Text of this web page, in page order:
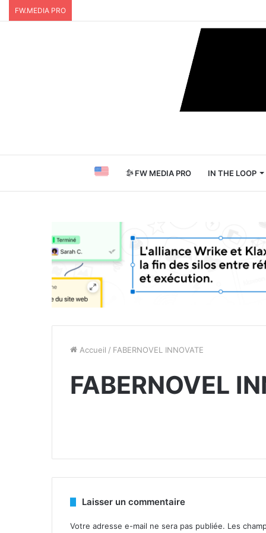
FW.MEDIA PRO
FW MEDIA PRO IN THE LOOP
Accueil / FABERNOVEL INNOVATE
FABERNOVEL
Laisser un commentaire
Votre adresse e-mail ne sera pas publiée. Les